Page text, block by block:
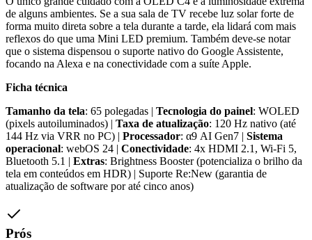
de alguns ambientes. Se a sua sala de TV recebe luz solar forte de
forma muito direta sobre a tela durante a tarde, ela lidará com mais
reflexos do que uma Mini LED premium. Também deve-se notar
que o sistema dispensou o suporte nativo do Google Assistente,
focando na Alexa e na conectividade com a suíte Apple.
Ficha técnica
Tamanho da tela: 65 polegadas | Tecnologia do painel: WOLED
(pixels autoiluminados) | Taxa de atualização: 120 Hz nativo (até
144 Hz via VRR no PC) | Processador: α9 AI Gen7 | Sistema
operacional: webOS 24 | Conectividade: 4x HDMI 2.1, Wi-Fi 5,
Bluetooth 5.1 | Extras: Brightness Booster (potencializa o brilho da
tela em conteúdos em HDR) | Suporte Re:New (garantia de
atualização de software por até cinco anos)
Prós